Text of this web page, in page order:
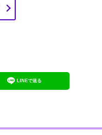
LINEで送る